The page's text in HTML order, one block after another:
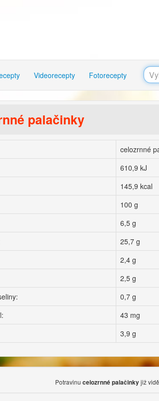
Videorecepty Fotorecepty
palačinky
celozrnné
610,9 kJ
145,9 kcal
100 g
6,5 g
25,7 g
2,4 g
2,5 g
0,7 g
43 mg
3,9 g
Potravinu celozrnné palačinkyjiž